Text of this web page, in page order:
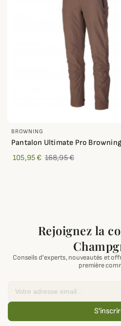
BROWNING
Pantalon Ultimate Pro Browning
105,95 € 168,95 €
Rejoignez la
Conseils d'experts, nouveautés et
première